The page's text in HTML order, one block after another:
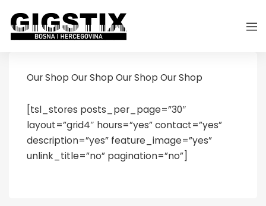
Our Shop Our Shop Our Shop Our Shop
[tsl_stores posts_per_page=”30″
layout=”grid4″ hours=”yes” contact=”yes”
description=”yes” feature_image=”yes”
unlink_title=”no” pagination=”no”]